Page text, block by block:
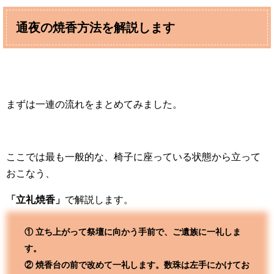
通夜の焼香方法を解説します
まずは一連の流れをまとめてみました。
ここでは最も一般的な、椅子に座っている状態から立って
おこなう、
「立礼焼香」 で解説します。
① 立ち上がって祭壇に向かう手前で、ご遺族に一礼しま
す。
② 焼香台の前で改めて一礼します。数珠は左手にかけてお